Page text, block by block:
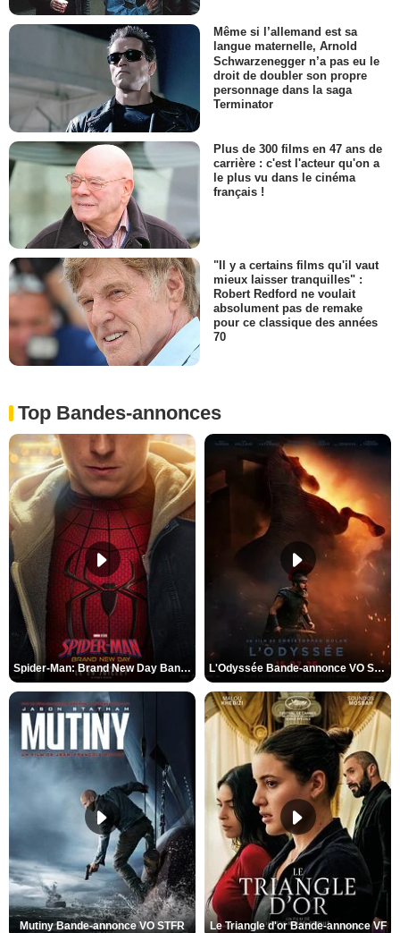
Même si l’allemand est sa
langue maternelle, Arnold
Schwarzenegger n’a pas eu le
droit de doubler son propre
personnage dans la saga
Terminator
Plus de 300 films en 47 ans de
carrière : c'est l'acteur qu'on a
le plus vu dans le cinéma
français !
"Il y a certains films qu'il vaut
mieux laisser tranquilles" :
Robert Redford ne voulait
absolument pas de remake
pour ce classique des années
70
Top Bandes-annonces
Spider-Man: Brand New Day Bande-annonce VO STFR L'Odyssée Bande-annonce VO STFR
Mutiny Bande-annonce VO STFR Le Triangle d'or Bande-annonce VF